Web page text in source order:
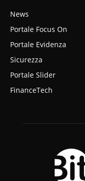
News
Portale Focus On
Portale Evidenza
Sicurezza
Portale Slider
FinanceTech